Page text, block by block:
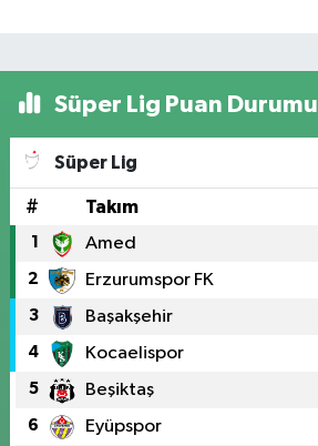
Süper Lig Puan Durumu
Süper Lig
# Takım
1 Amed
2 Erzurumspor FK
3 Başakşehir
4 Kocaelispor
5 Beşiktaş
6 Eyüpspor